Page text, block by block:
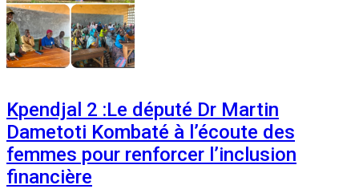
Kpendjal 2 :Le député Dr Martin
Dametoti Kombaté à l’écoute des
femmes pour renforcer l’inclusion
financière